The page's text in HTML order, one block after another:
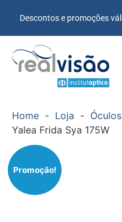
Descontos e promoções
Home - Loja -
Yalea Frida Sya 175W
Promoção!